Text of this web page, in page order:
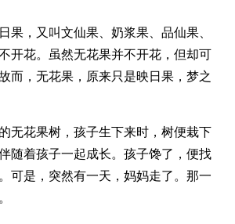
果，又叫文仙果、奶浆果、品仙果、
开花。虽然无花果并不开花，但却可
而，无花果，原来只是映日果，梦之
无花果树，孩子生下来时，树便栽下
随着孩子一起成长。孩子馋了，便找
可是，突然有一天，妈妈走了。那一